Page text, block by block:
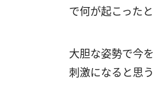
で何が起こった
大胆な姿勢で今
刺激になると思